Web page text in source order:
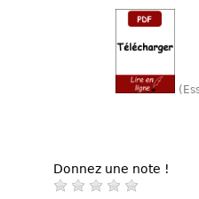
Donnez une note !